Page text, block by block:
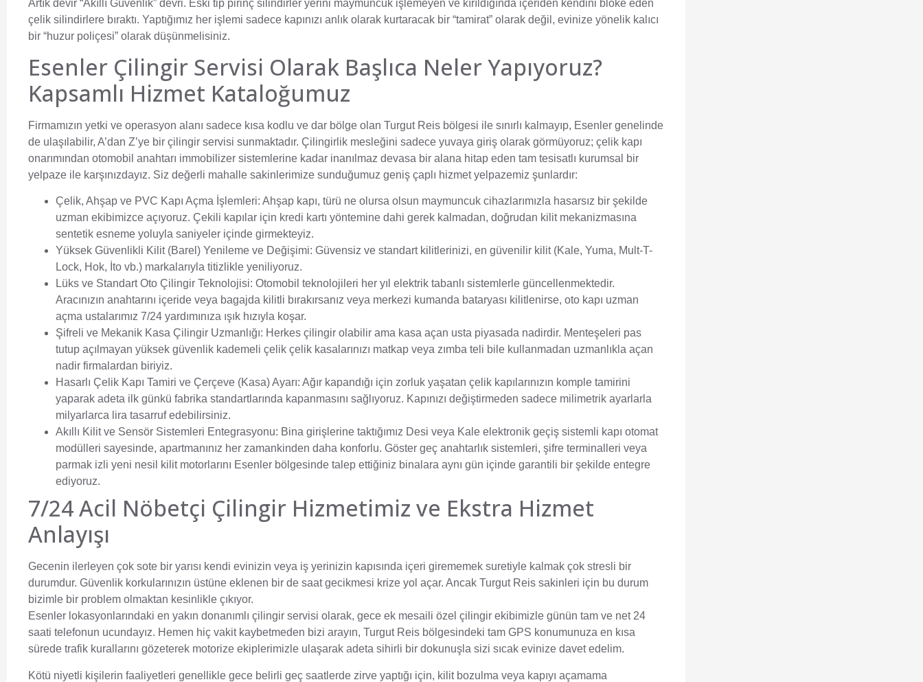
Artık devir “Akıllı Güvenlik” devri. Eski tip pirinç silindirler yerini maymuncuk işlemeyen ve kırıldığında içeriden kendini bloke eden
çelik silindirlere bıraktı. Yaptığımız her işlemi sadece kapınızı anlık olarak kurtaracak bir “tamirat” olarak değil, evinize yönelik kalıcı
bir “huzur poliçesi” olarak düşünmelisiniz.
Esenler Çilingir Servisi Olarak Başlıca Neler Yapıyoruz?
Kapsamlı Hizmet Kataloğumuz
Firmamızın yetki ve operasyon alanı sadece kısa kodlu ve dar bölge olan Turgut Reis bölgesi ile sınırlı kalmayıp, Esenler genelinde
de ulaşılabilir, A’dan Z’ye bir çilingir servisi sunmaktadır. Çilingirlik mesleğini sadece yuvaya giriş olarak görmüyoruz; çelik kapı
onarımından otomobil anahtarı immobilizer sistemlerine kadar inanılmaz devasa bir alana hitap eden tam tesisatlı kurumsal bir
yelpaze ile karşınızdayız. Siz değerli mahalle sakinlerimize sunduğumuz geniş çaplı hizmet yelpazemiz şunlardır:
Çelik, Ahşap ve PVC Kapı Açma İşlemleri: Ahşap kapı, türü ne olursa olsun maymuncuk cihazlarımızla hasarsız bir şekilde
uzman ekibimizce açıyoruz. Çekili kapılar için kredi kartı yöntemine dahi gerek kalmadan, doğrudan kilit mekanizmasına
sentetik esneme yoluyla saniyeler içinde girmekteyiz.
Yüksek Güvenlikli Kilit (Barel) Yenileme ve Değişimi: Güvensiz ve standart kilitlerinizi, en güvenilir kilit (Kale, Yuma, Mult-T-
Lock, Hok, İto vb.) markalarıyla titizlikle yeniliyoruz.
Lüks ve Standart Oto Çilingir Teknolojisi: Otomobil teknolojileri her yıl elektrik tabanlı sistemlerle güncellenmektedir.
Aracınızın anahtarını içeride veya bagajda kilitli bırakırsanız veya merkezi kumanda bataryası kilitlenirse, oto kapı uzman
açma ustalarımız 7/24 yardımınıza ışık hızıyla koşar.
Şifreli ve Mekanik Kasa Çilingir Uzmanlığı: Herkes çilingir olabilir ama kasa açan usta piyasada nadirdir. Menteşeleri pas
tutup açılmayan yüksek güvenlik kademeli çelik çelik kasalarınızı matkap veya zımba teli bile kullanmadan uzmanlıkla açan
nadir firmalardan biriyiz.
Hasarlı Çelik Kapı Tamiri ve Çerçeve (Kasa) Ayarı: Ağır kapandığı için zorluk yaşatan çelik kapılarınızın komple tamirini
yaparak adeta ilk günkü fabrika standartlarında kapanmasını sağlıyoruz. Kapınızı değiştirmeden sadece milimetrik ayarlarla
milyarlarca lira tasarruf edebilirsiniz.
Akıllı Kilit ve Sensör Sistemleri Entegrasyonu: Bina girişlerine taktığımız Desi veya Kale elektronik geçiş sistemli kapı otomat
modülleri sayesinde, apartmanınız her zamankinden daha konforlu. Göster geç anahtarlık sistemleri, şifre terminalleri veya
parmak izli yeni nesil kilit motorlarını Esenler bölgesinde talep ettiğiniz binalara aynı gün içinde garantili bir şekilde entegre
ediyoruz.
7/24 Acil Nöbetçi Çilingir Hizmetimiz ve Ekstra Hizmet
Anlayışı
Gecenin ilerleyen çok sote bir yarısı kendi evinizin veya iş yerinizin kapısında içeri girememek suretiyle kalmak çok stresli bir
durumdur. Güvenlik korkularınızın üstüne eklenen bir de saat gecikmesi krize yol açar. Ancak Turgut Reis sakinleri için bu durum
bizimle bir problem olmaktan kesinlikle çıkıyor.
Esenler lokasyonlarındaki en yakın donanımlı çilingir servisi olarak, gece ek mesaili özel çilingir ekibimizle günün tam ve net 24
saati telefonun ucundayız. Hemen hiç vakit kaybetmeden bizi arayın, Turgut Reis bölgesindeki tam GPS konumunuza en kısa
sürede trafik kurallarını gözeterek motorize ekiplerimizle ulaşarak adeta sihirli bir dokunuşla sizi sıcak evinize davet edelim.
Kötü niyetli kişilerin faaliyetleri genellikle gece belirli geç saatlerde zirve yaptığı için, kilit bozulma veya kapıyı açamama